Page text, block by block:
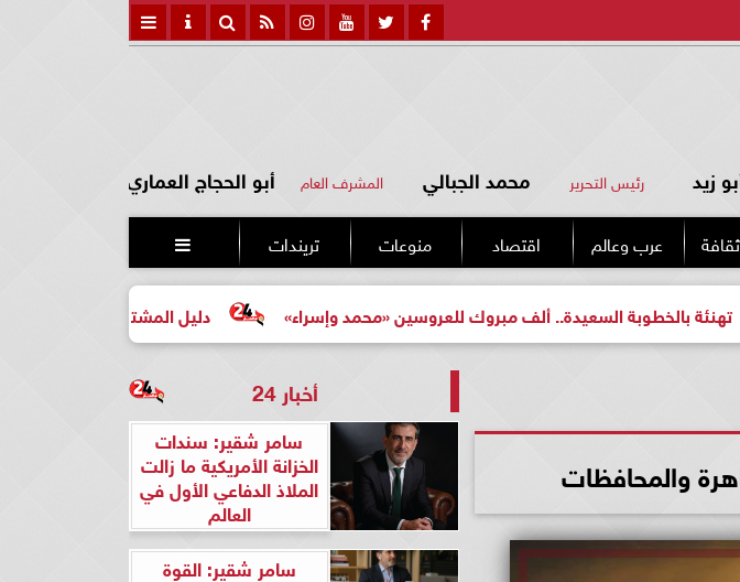
زيد رئيس التحرير محمد الجبالي المشرف العام أبو الحجاج العماري
عرب وعالم اقتصاد منوعات تريندات 
دليل المشتري لأول مرة لاختيار مشروع السعيدة.. ألف مبروك للعروسين «محمد وإسراء»
أخبار 24
سامر شقير: سندات
الخزانة الأمريكية ما زالت
الملاذ الدفاعي الأول في
العالم
سامر شقير: القوة